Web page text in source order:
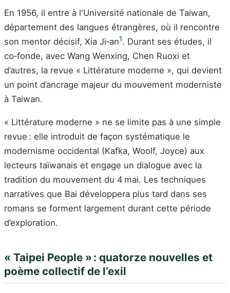
En 1956, il entre à l'Université nationale de Taiwan,
département des langues étrangères, où il rencontre
son mentor décisif, Xia Ji‑an1. Durant ses études, il
co‑fonde, avec Wang Wenxing, Chen Ruoxi et
d’autres, la revue « Littérature moderne », qui devient
un point d’ancrage majeur du mouvement moderniste
à Taiwan.
« Littérature moderne » ne se limite pas à une simple
revue : elle introduit de façon systématique le
modernisme occidental (Kafka, Woolf, Joyce) aux
lecteurs taïwanais et engage un dialogue avec la
tradition du mouvement du 4 mai. Les techniques
narratives que Bai développera plus tard dans ses
romans se forment largement durant cette période
d’exploration.
« Taipei People » : quatorze nouvelles et
poème collectif de l’exil